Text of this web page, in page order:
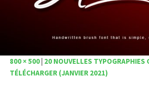
800 × 500 20 NOUVELLES TYPOGRAPHIES
TÉLÉCHARGER (JANVIER 2021)